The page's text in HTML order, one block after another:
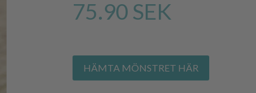
75.90 SEK
HÄMTA MÖNSTRET HÄR